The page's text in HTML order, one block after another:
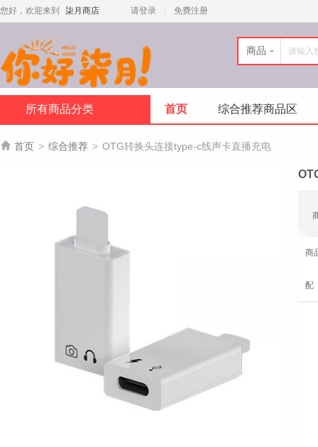
您好，欢迎来到 柒月商店 请登录 免费注册
商品
所有商品分类 首页 综合推荐商品区
 首页 > 综合推荐 > OTG转换头连接type-c线声卡直播充电
商